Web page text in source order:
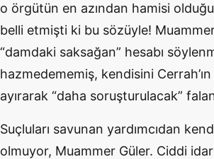
o örgütün en azından hamisi
belli etmişti ki bu sözüyle!
“damdaki saksağan” hesabı
hazmedememiş, kendisini
ayırarak “daha soruşturulacak”
Suçluları savunan yardımcıdan
olmuyor, Muammer Güler. Ciddi